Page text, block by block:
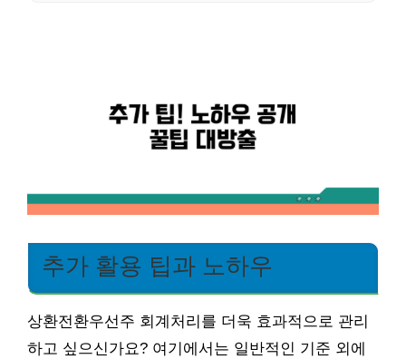
추가 활용 팁과 노하우
상환전환우선주 회계처리를 더욱 효과적으로 관리
하고 싶으신가요? 여기에서는 일반적인 기준 외에